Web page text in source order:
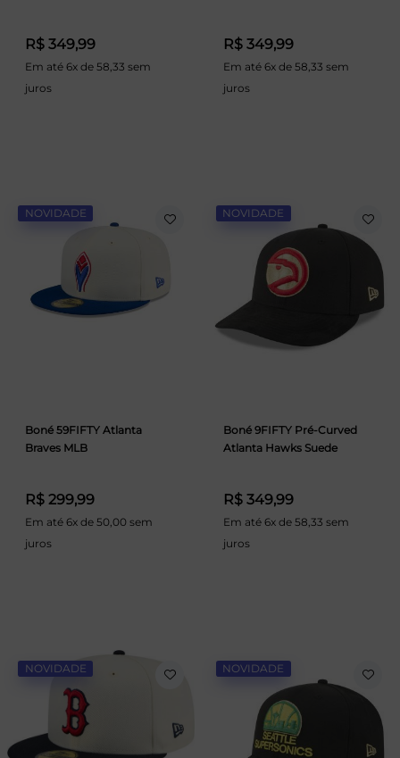
R$ 349,99
Em até 6x de 58,33 sem
juros
R$ 349,99
Em até 6x de 58,33 sem
juros
NOVIDADE
Boné 59FIFTY Atlanta
Braves MLB
R$ 299,99
Em até 6x de 50,00 sem
juros
NOVIDADE
Boné 9FIFTY Pré-Curved
Atlanta Hawks Suede
R$ 349,99
Em até 6x de 58,33 sem
juros
NOVIDADE NOVIDADE